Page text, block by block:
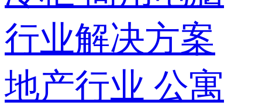
行业解决方案
地产行业 公寓